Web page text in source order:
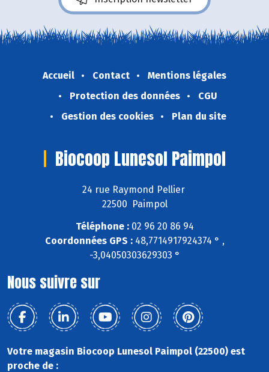
Accueil Contact
Mentions légales
Protection des données
CGU
Gestion des cookies
Plan du site
Biocoop Lunesol Paimpol
24 rue Raymond Pellier
22500 Paimpol
Téléphone :02 96 20 86 94
Coordonnées GPS :48,7714917924374 ° ,
-3,04050303629303 °
Nous suivre sur
Votre magasin Biocoop Lunesol Paimpol (22500) est
proche de :